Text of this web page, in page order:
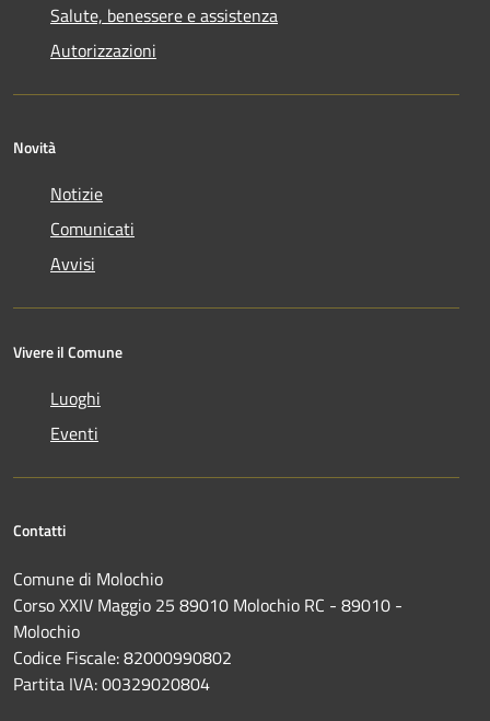
Salute, benessere e assistenza
Autorizzazioni
Novità
Notizie
Comunicati
Avvisi
Vivere il Comune
Luoghi
Eventi
Contatti
Comune di Molochio
Corso XXIV Maggio 25 89010 Molochio RC - 89010 -
Molochio
Codice Fiscale: 82000990802
Partita IVA: 00329020804